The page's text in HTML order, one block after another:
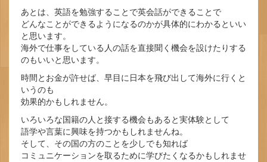
あとは、英語を勉強することで英会話ができることで
どんなことができるようになるのかが具体的にわかるといい
と思います。
海外で仕事をしている人の話を直接聞く機会を設けたりする
のもいいと思います。
時間とお金が許せば、早目に日本を飛び出して海外に行くと
いうのも
効果的かもしれません。
いろいろな国籍の人と接する機会もあると実体験として
語学や言葉に興味を持つかもしれませんね。
そして、その国の方のことを少しでも知れば
コミュニケーションを取るために学びたくなるかもしれませ